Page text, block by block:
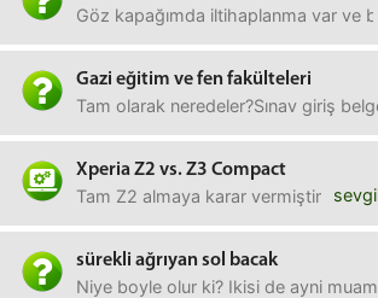
Göz kapağımda iltihaplanma var ve
Gazi eğitim ve fen fakülteleri
Tam olarak neredeler?Sınav giriş
Xperia Z2 vs. Z3 Compact
Tam Z2 almaya karar vermiştim ki
sürekli ağrıyan sol bacak
Niye boyle olur ki? Ikisi de ayni